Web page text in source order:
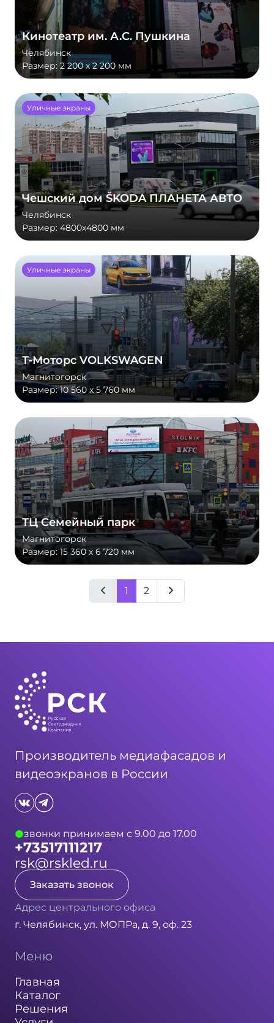
Кинотеатр им. А.С. Пушкина
Челябинск
Размер: 2 200 х 2 200 мм
Уличные экраны
Чешский дом ŠKODA ПЛАНЕТА АВТО
Челябинск
Размер: 4800х4800 мм
Уличные экраны
Т-Моторс VOLKSWAGEN
Магнитогорск
Размер:10 560 x 5 760 мм
ТЦ Семейный парк
Магнитогорск
Размер: 15 360 х 6 720 мм
1 2
Производитель медиафасадов и
видеоэкранов в России
звонки принимаем с 9.00 до 17.00
+73517111217
rsk@rskled.ru
Заказать звонок
Адрес центрального офиса
г. Челябинск, ул. МОПРа, д. 9, оф. 23
Меню
Главная
Каталог
Решения